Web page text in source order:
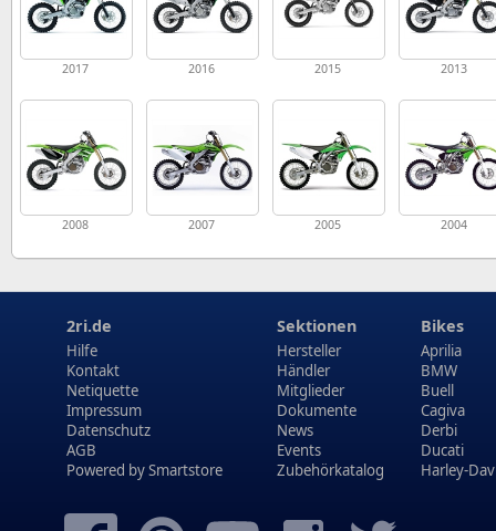
2017 2016 2015 2013
2008 2007 2005 2004
2ri.de
Hilfe
Kontakt
Netiquette
Impressum
Datenschutz
AGB
Powered bySmartstore
Sektionen
Hersteller
Händler
Mitglieder
Dokumente
News
Events
Zubehörkatalog
Bikes
Aprilia
BMW
Buell
Cagiva
Derbi
Ducati
Harley-